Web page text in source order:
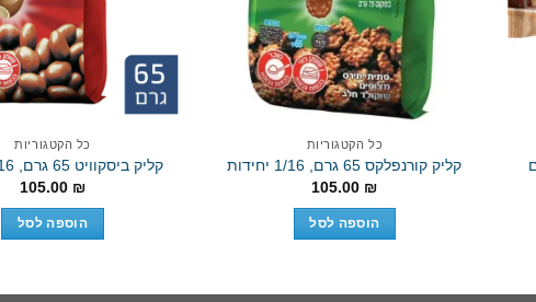
כל הקטגוריות
קליק קורנפלקס 65 גרם, 1/16 יחידות
105.00 ₪
הוספה לסל
כל הקטגוריות
קליק ביסקוויט 65 גרם, 1/16 יחידה
105.00 ₪
הוספה לסל